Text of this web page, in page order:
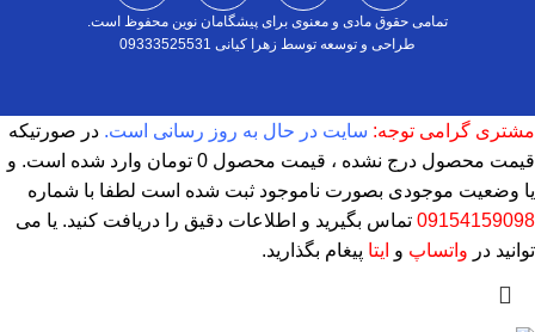
تمامی حقوق مادی و معنوی برای پیشگامان نوین محفوظ است.
طراحی و توسعه توسط زهرا کیانی 09333525531
مشتری گرامی توجه: سایت در حال به روز رسانی است. در صورتیکه
قیمت محصول درج نشده ، قیمت محصول 0 تومان وارد شده است. و
یا وضعیت موجودی بصورت ناموجود ثبت شده است لطفا با شماره
09154159098 تماس بگیرید و اطلاعات دقیق را دریافت کنید. یا می
توانید در واتساپ و ایتا پیغام بگذارید.